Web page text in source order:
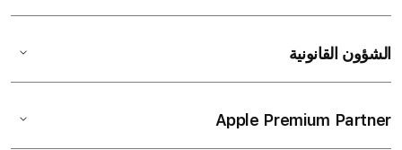
الشؤون القانونية
Apple Premium Partner